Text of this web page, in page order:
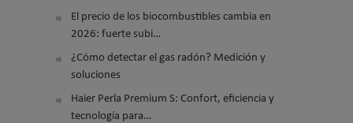
El precio de los biocombustibles cambia en
2026: fuerte subi…
¿Cómo detectar el gas radón? Medición y
soluciones
Haier Perla Premium S: Confort, eficiencia y
tecnología para…